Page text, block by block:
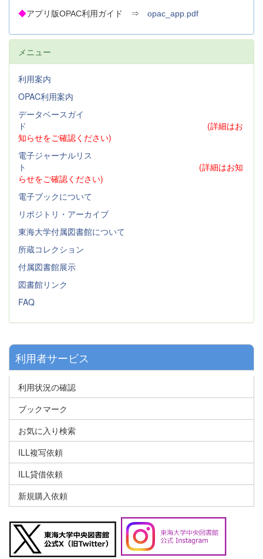
◆アプリ版OPAC利用ガイド ⇒ opac_app.pdf
メニュー
利用案内
OPAC利用案内
データベースガイ
ド
(詳細はお
知らせをご確認ください)
電子ジャーナルリス
ト
(詳細はお知
らせをご確認ください)
電子ブックについて
リポジトリ・アーカイブ
東海大学付属図書館について
所蔵コレクション
付属図書館展示
図書館リンク
FAQ
利用者サービス
利用状況の確認
ブックマーク
お気に入り検索
ILL複写依頼
ILL貸借依頼
新規購入依頼